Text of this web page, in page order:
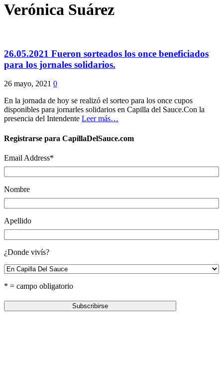
Verónica Suárez
26.05.2021 Fueron sorteados los once beneficiados
para los jornales solidarios.
26 mayo, 2021 0
En la jornada de hoy se realizó el sorteo para los once cupos
disponibles para jornarles solidarios en Capilla del Sauce.Con la
presencia del Intendente Leer más…
Registrarse para CapillaDelSauce.com
Email Address*
Nombre
Apellido
¿Donde vivís?
* = campo obligatorio